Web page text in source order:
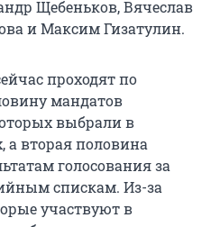
Щебеньков, Вячеслав
и Максим Гизатулин.
проходят по
мандатов
выбрали в
а вторая половина
голосования за
спискам. Из-за
участвуют в